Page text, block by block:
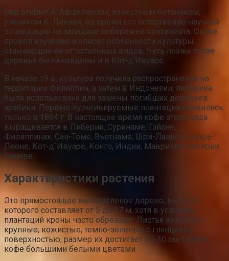
Вид открыт А. Афцелиусом, известным ботаником,
учеником К. Линнея, во время его естественно-научной
экспедиции на западное побережье континента. Он же
провел изучение и описал особенности культуры,
отличающие ее от остальных видов. Чуть позже такие
деревья были найдены и в Кот-д’Ивуаре.
В начале 19 в. культура получила распространение на
территории Филиппин, а затем в Индонезии, либерика
была использована для замены погибших деревьев
арабики. Первые культивируемые плантации появились
только в 1864 г. В настоящее время кофе этого вида
выращивается в Либерии, Суринаме, Гайане,
Филиппинах, Сан-Томе, Вьетнаме, Шри-Ланке, Сьерра-
Леоне, Кот-д`Ивуаре, Конго, Индии, Маврикии, Нигерии,
Тиморе.
Характеристики растения
Это прямостоящее вечнозеленое дерево, высота
которого составляет от 5 до 17 м, хотя в условиях
плантаций кроны часто обрезают. Листья культуры
крупные, кожистые, темно-зеленые с глянцевой
поверхностью, размер их достигает 20-30 см. Цветет
кофе большими белыми цветами.